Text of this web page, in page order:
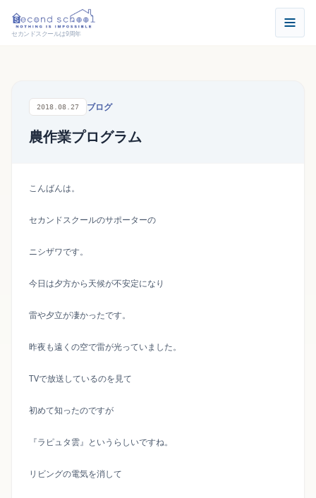
セカンドスクールは9周年
2018.08.27 ブログ
農作業プログラム
こんばんは。
セカンドスクールのサポーターの
ニシザワです。
今日は夕方から天候が不安定になり
雷や夕立が凄かったです。
昨夜も遠くの空で雷が光っていました。
TVで放送しているのを見て
初めて知ったのですが
『ラピュタ雲』というらしいですね。
リビングの電気を消して